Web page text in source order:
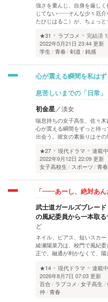
強さを重んじ、自身を厳し
じてない――そんな少々厄介
たひじはるこ）が、ちょっ
★31
ラブコメ 完結済
2022年5月21日 23:44 更新
学生
青春 剣道 鈍感
心が震える瞬間を私は
息苦しいまでの「日常」
初金星／淡女
喘息持ちの女子高生、佐々木
心が震える瞬間をずっと待
出会う。彼女の素振りはそ
★27
現代ドラマ 連載中
2022年9月12日 22:09 更新
女子高校生
スポーツ 青春
「――あーし、絶対あん
武士道ガールズブレー
の風紀委員から一本取
ど
ネイル、ピアス、短いスカ
綾瀬陽菜乃は、校門で風紀
正で、融通が利かなくて、
★14
現代ドラマ 連載中
2026年8月7日 07:03 更新
百合
ラブコメ 女子高生
仲 青春